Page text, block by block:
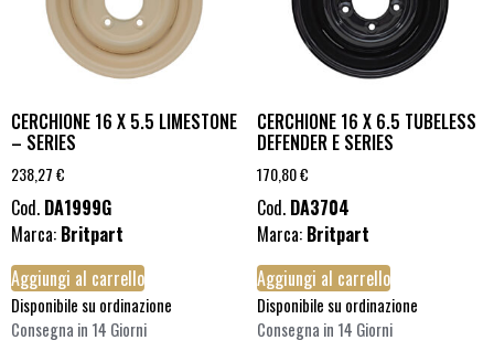
CERCHIONE 16 X 5.5 LIMESTONE
– SERIES
238,27€
Cod. DA1999G
Marca: Britpart
Aggiungi al carrello
Disponibile su ordinazione
Consegna in 14 Giorni
CERCHIONE 16 X 6.5 TUBELESS
DEFENDER E SERIES
170,80€
Cod. DA3704
Marca: Britpart
Aggiungi al carrello
Disponibile su ordinazione
Consegna in 14 Giorni